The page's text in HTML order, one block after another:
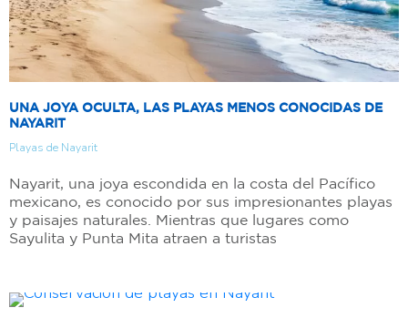
UNA JOYA OCULTA, LAS PLAYAS MENOS CONOCIDAS DE
NAYARIT
Playas de Nayarit
Nayarit, una joya escondida en la costa del Pacífico
mexicano, es conocido por sus impresionantes playas
y paisajes naturales. Mientras que lugares como
Sayulita y Punta Mita atraen a turistas